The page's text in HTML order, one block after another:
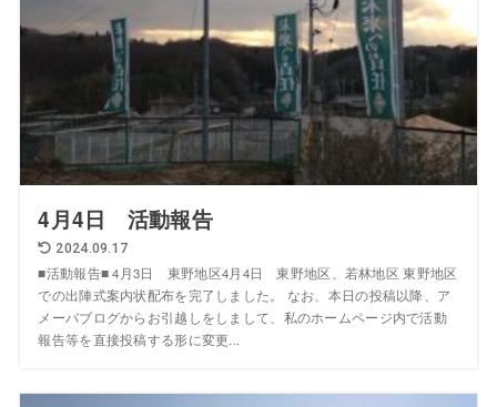
4月4日 活動報告
2024.09.17
■活動報告■ 4月3日 東野地区4月4日 東野地区、若林地区 東野地区
での出陣式案内状配布を完了しました。 なお、本日の投稿以降、ア
メーバブログからお引越しをしまして、私のホームページ内で活動
報告等を直接投稿する形に変更...